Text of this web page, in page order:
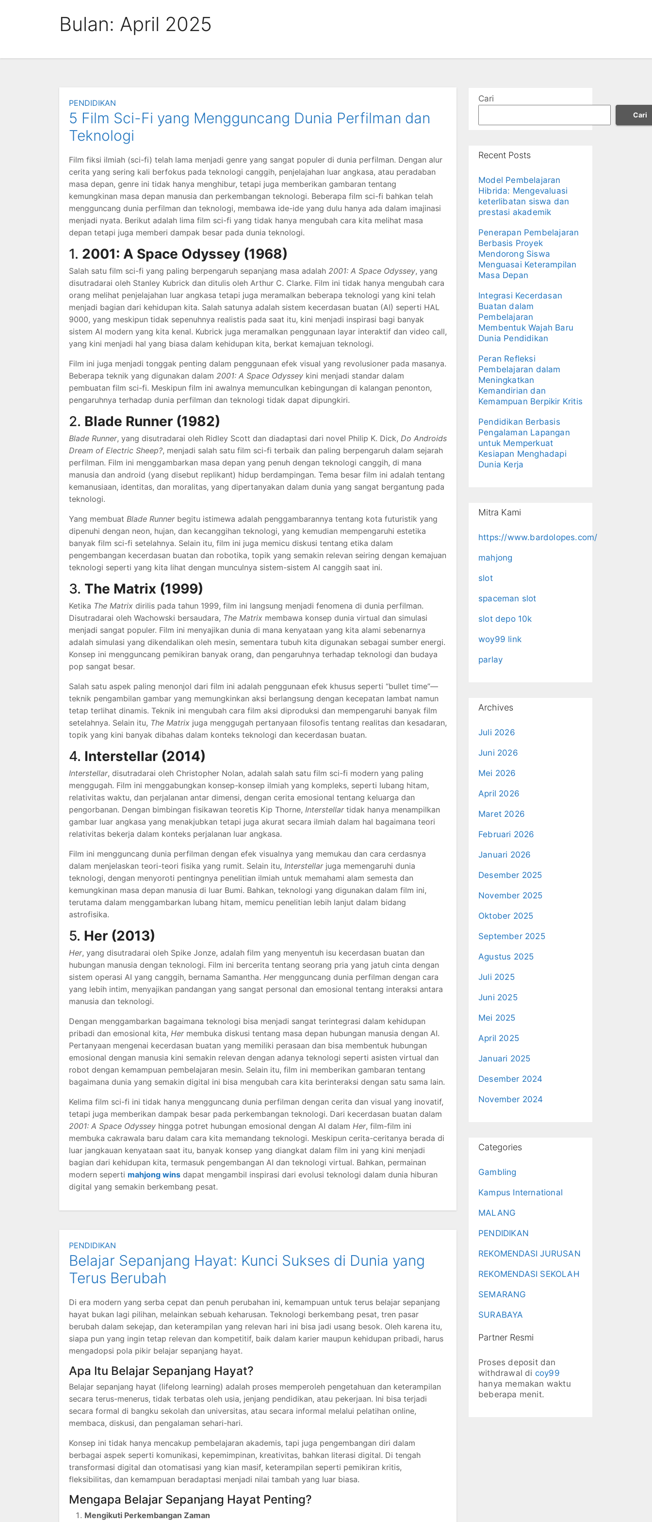
Bulan: April 2025
PENDIDIKAN
5 Film Sci-Fi yang Mengguncang Dunia Perfilman dan
Teknologi
Film fiksi ilmiah (sci-fi) telah lama menjadi genre yang sangat populer di dunia perfilman. Dengan alur
cerita yang sering kali berfokus pada teknologi canggih, penjelajahan luar angkasa, atau peradaban
masa depan, genre ini tidak hanya menghibur, tetapi juga memberikan gambaran tentang
kemungkinan masa depan manusia dan perkembangan teknologi. Beberapa film sci-fi bahkan telah
mengguncang dunia perfilman dan teknologi, membawa ide-ide yang dulu hanya ada dalam imajinasi
menjadi nyata. Berikut adalah lima film sci-fi yang tidak hanya mengubah cara kita melihat masa
depan tetapi juga memberi dampak besar pada dunia teknologi.
1. 2001: A Space Odyssey (1968)
Salah satu film sci-fi yang paling berpengaruh sepanjang masa adalah 2001: A Space Odyssey, yang
disutradarai oleh Stanley Kubrick dan ditulis oleh Arthur C. Clarke. Film ini tidak hanya mengubah cara
orang melihat penjelajahan luar angkasa tetapi juga meramalkan beberapa teknologi yang kini telah
menjadi bagian dari kehidupan kita. Salah satunya adalah sistem kecerdasan buatan (AI) seperti HAL
9000, yang meskipun tidak sepenuhnya realistis pada saat itu, kini menjadi inspirasi bagi banyak
sistem AI modern yang kita kenal. Kubrick juga meramalkan penggunaan layar interaktif dan video call,
yang kini menjadi hal yang biasa dalam kehidupan kita, berkat kemajuan teknologi.
Film ini juga menjadi tonggak penting dalam penggunaan efek visual yang revolusioner pada masanya.
Beberapa teknik yang digunakan dalam 2001: A Space Odyssey kini menjadi standar dalam
pembuatan film sci-fi. Meskipun film ini awalnya memunculkan kebingungan di kalangan penonton,
pengaruhnya terhadap dunia perfilman dan teknologi tidak dapat dipungkiri.
2. Blade Runner (1982)
Blade Runner, yang disutradarai oleh Ridley Scott dan diadaptasi dari novel Philip K. Dick, Do Androids
Dream of Electric Sheep?, menjadi salah satu film sci-fi terbaik dan paling berpengaruh dalam sejarah
perfilman. Film ini menggambarkan masa depan yang penuh dengan teknologi canggih, di mana
manusia dan android (yang disebut replikant) hidup berdampingan. Tema besar film ini adalah tentang
kemanusiaan, identitas, dan moralitas, yang dipertanyakan dalam dunia yang sangat bergantung pada
teknologi.
Yang membuat Blade Runnerbegitu istimewa adalah penggambarannya tentang kota futuristik yang
dipenuhi dengan neon, hujan, dan kecanggihan teknologi, yang kemudian mempengaruhi estetika
banyak film sci-fi setelahnya. Selain itu, film ini juga memicu diskusi tentang etika dalam
pengembangan kecerdasan buatan dan robotika, topik yang semakin relevan seiring dengan kemajuan
teknologi seperti yang kita lihat dengan munculnya sistem-sistem AI canggih saat ini.
3. The Matrix (1999)
Ketika The Matrix dirilis pada tahun 1999, film ini langsung menjadi fenomena di dunia perfilman.
Disutradarai oleh Wachowski bersaudara, The Matrix membawa konsep dunia virtual dan simulasi
menjadi sangat populer. Film ini menyajikan dunia di mana kenyataan yang kita alami sebenarnya
adalah simulasi yang dikendalikan oleh mesin, sementara tubuh kita digunakan sebagai sumber energi.
Konsep ini mengguncang pemikiran banyak orang, dan pengaruhnya terhadap teknologi dan budaya
pop sangat besar.
Salah satu aspek paling menonjol dari film ini adalah penggunaan efek khusus seperti “bullet time”—
teknik pengambilan gambar yang memungkinkan aksi berlangsung dengan kecepatan lambat namun
tetap terlihat dinamis. Teknik ini mengubah cara film aksi diproduksi dan mempengaruhi banyak film
setelahnya. Selain itu, The Matrix juga menggugah pertanyaan filosofis tentang realitas dan kesadaran,
topik yang kini banyak dibahas dalam konteks teknologi dan kecerdasan buatan.
4. Interstellar (2014)
Interstellar, disutradarai oleh Christopher Nolan, adalah salah satu film sci-fi modern yang paling
menggugah. Film ini menggabungkan konsep-konsep ilmiah yang kompleks, seperti lubang hitam,
relativitas waktu, dan perjalanan antar dimensi, dengan cerita emosional tentang keluarga dan
pengorbanan. Dengan bimbingan fisikawan teoretis Kip Thorne, Interstellartidak hanya menampilkan
gambar luar angkasa yang menakjubkan tetapi juga akurat secara ilmiah dalam hal bagaimana teori
relativitas bekerja dalam konteks perjalanan luar angkasa.
Film ini mengguncang dunia perfilman dengan efek visualnya yang memukau dan cara cerdasnya
dalam menjelaskan teori-teori fisika yang rumit. Selain itu, Interstellarjuga memengaruhi dunia
teknologi, dengan menyoroti pentingnya penelitian ilmiah untuk memahami alam semesta dan
kemungkinan masa depan manusia di luar Bumi. Bahkan, teknologi yang digunakan dalam film ini,
terutama dalam menggambarkan lubang hitam, memicu penelitian lebih lanjut dalam bidang
astrofisika.
5. Her (2013)
Her, yang disutradarai oleh Spike Jonze, adalah film yang menyentuh isu kecerdasan buatan dan
hubungan manusia dengan teknologi. Film ini bercerita tentang seorang pria yang jatuh cinta dengan
sistem operasi AI yang canggih, bernama Samantha. Hermengguncang dunia perfilman dengan cara
yang lebih intim, menyajikan pandangan yang sangat personal dan emosional tentang interaksi antara
manusia dan teknologi.
Dengan menggambarkan bagaimana teknologi bisa menjadi sangat terintegrasi dalam kehidupan
pribadi dan emosional kita, Hermembuka diskusi tentang masa depan hubungan manusia dengan AI.
Pertanyaan mengenai kecerdasan buatan yang memiliki perasaan dan bisa membentuk hubungan
emosional dengan manusia kini semakin relevan dengan adanya teknologi seperti asisten virtual dan
robot dengan kemampuan pembelajaran mesin. Selain itu, film ini memberikan gambaran tentang
bagaimana dunia yang semakin digital ini bisa mengubah cara kita berinteraksi dengan satu sama lain.
Kelima film sci-fi ini tidak hanya mengguncang dunia perfilman dengan cerita dan visual yang inovatif,
tetapi juga memberikan dampak besar pada perkembangan teknologi. Dari kecerdasan buatan dalam
2001: A Space Odyssey hingga potret hubungan emosional dengan AI dalam Her, film-film ini
membuka cakrawala baru dalam cara kita memandang teknologi. Meskipun cerita-ceritanya berada di
luar jangkauan kenyataan saat itu, banyak konsep yang diangkat dalam film ini yang kini menjadi
bagian dari kehidupan kita, termasuk pengembangan AI dan teknologi virtual. Bahkan, permainan
modern seperti mahjong wins dapat mengambil inspirasi dari evolusi teknologi dalam dunia hiburan
digital yang semakin berkembang pesat.
PENDIDIKAN
Belajar Sepanjang Hayat: Kunci Sukses di Dunia yang
Terus Berubah
Di era modern yang serba cepat dan penuh perubahan ini, kemampuan untuk terus belajar sepanjang
hayat bukan lagi pilihan, melainkan sebuah keharusan. Teknologi berkembang pesat, tren pasar
berubah dalam sekejap, dan keterampilan yang relevan hari ini bisa jadi usang besok. Oleh karena itu,
siapa pun yang ingin tetap relevan dan kompetitif, baik dalam karier maupun kehidupan pribadi, harus
mengadopsi pola pikir belajar sepanjang hayat.
Apa Itu Belajar Sepanjang Hayat?
Belajar sepanjang hayat (lifelong learning) adalah proses memperoleh pengetahuan dan keterampilan
secara terus-menerus, tidak terbatas oleh usia, jenjang pendidikan, atau pekerjaan. Ini bisa terjadi
secara formal di bangku sekolah dan universitas, atau secara informal melalui pelatihan online,
membaca, diskusi, dan pengalaman sehari-hari.
Konsep ini tidak hanya mencakup pembelajaran akademis, tapi juga pengembangan diri dalam
berbagai aspek seperti komunikasi, kepemimpinan, kreativitas, bahkan literasi digital. Di tengah
transformasi digital dan otomatisasi yang kian masif, keterampilan seperti pemikiran kritis,
fleksibilitas, dan kemampuan beradaptasi menjadi nilai tambah yang luar biasa.
Mengapa Belajar Sepanjang Hayat Penting?
Mengikuti Perkembangan Zaman
Cari
Cari
Recent Posts
Model Pembelajaran
Hibrida: Mengevaluasi
keterlibatan siswa dan
prestasi akademik
Penerapan Pembelajaran
Berbasis Proyek
Mendorong Siswa
Menguasai Keterampilan
Masa Depan
Integrasi Kecerdasan
Buatan dalam
Pembelajaran
Membentuk Wajah Baru
Dunia Pendidikan
Peran Refleksi
Pembelajaran dalam
Meningkatkan
Kemandirian dan
Kemampuan Berpikir Kritis
Pendidikan Berbasis
Pengalaman Lapangan
untuk Memperkuat
Kesiapan Menghadapi
Dunia Kerja
Mitra Kami
https://www.bardolopes.com/
mahjong
slot
spaceman slot
slot depo 10k
woy99 link
parlay
Archives
Juli 2026
Juni 2026
Mei 2026
April 2026
Maret 2026
Februari 2026
Januari 2026
Desember 2025
November 2025
Oktober 2025
September 2025
Agustus 2025
Juli 2025
Juni 2025
Mei 2025
April 2025
Januari 2025
Desember 2024
November 2024
Categories
Gambling
Kampus International
MALANG
PENDIDIKAN
REKOMENDASI JURUSAN
REKOMENDASI SEKOLAH
SEMARANG
SURABAYA
Partner Resmi
Proses deposit dan
withdrawal di coy99
hanya memakan waktu
beberapa menit.